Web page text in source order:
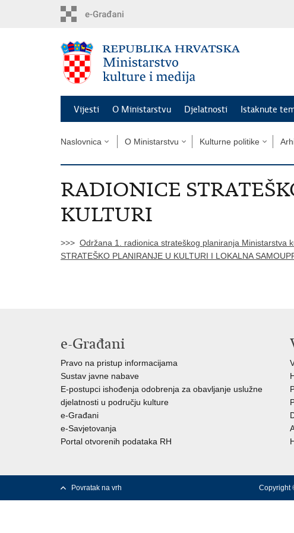
Vijesti O Ministarstvu Djelatnosti Istaknute
Naslovnica O Ministarstvu Kulturne politike
RADIONICE
KULTURI
>>> Održana 1. radionica strateškog planiranja Ministarstva
STRATEŠKO PLANIRANJE U KULTURI I LOKALNA
e-Građani
Pravo na pristup informacijama
Sustav javne nabave
E-postupci ishođenja odobrenja za obavljanje uslužne
djelatnosti u području kulture
e-Građani
e-Savjetovanja
Portal otvorenih podataka RH
Povratak na vrh Copyright